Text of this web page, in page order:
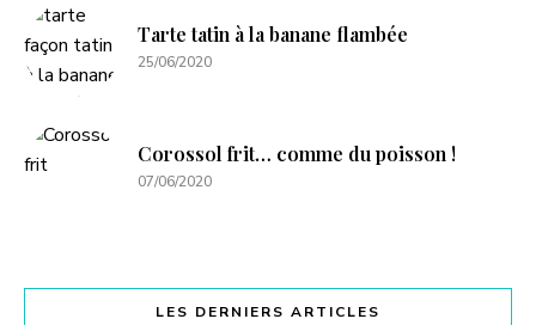
Tarte tatin à la banane flambée
25/06/2020
Corossol frit… comme du poisson !
07/06/2020
LES DERNIERS ARTICLES